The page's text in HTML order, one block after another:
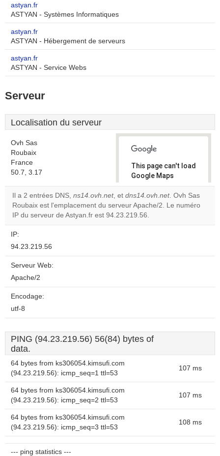
astyan.fr
ASTYAN - Systèmes Informatiques
astyan.fr
ASTYAN - Hébergement de serveurs
astyan.fr
ASTYAN - Service Webs
Serveur
Localisation du serveur
Ovh Sas
Roubaix
France
50.7, 3.17
This page can't load
Google Maps
correctly.
Do you
own this
Il a 2 entrées DNS, ns14.ovh.net, et dns14.ovh.net. Ovh Sas
Roubaix est l'emplacement du serveur Apache/2. Le numéro
IP du serveur de Astyan.fr est 94.23.219.56.
IP:
94.23.219.56
Serveur Web:
Apache/2
Encodage:
utf-8
PING (94.23.219.56) 56(84) bytes of
data.
64 bytes from ks306054.kimsufi.com
(94.23.219.56): icmp_seq=1 ttl=53
107 ms
64 bytes from ks306054.kimsufi.com
(94.23.219.56): icmp_seq=2 ttl=53
107 ms
64 bytes from ks306054.kimsufi.com
(94.23.219.56): icmp_seq=3 ttl=53
108 ms
--- ping statistics ---